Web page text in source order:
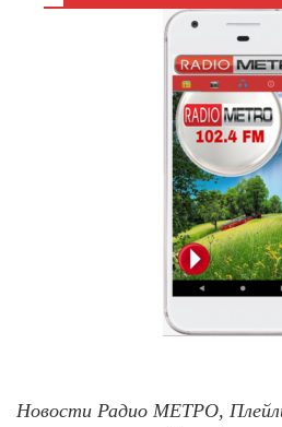
Новости Радио МЕТРО,